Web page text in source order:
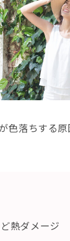
色落ちする
熱ダメージ